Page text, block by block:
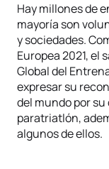
Hay millones de
mayoría son
y sociedades.
Europea 2021, el
Global del
expresar su
del mundo por
paratriatlón,
algunos de ellos.